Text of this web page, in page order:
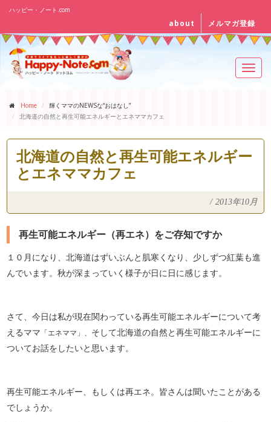
ハッピー・ノート.com
about メルマガ登録
Home
輝くママのNEWSな“おはなし”
北海道の自然と再生可能エネルギーとエネママカフェ
北海道の自然と再生可能エネルギー
とエネママカフェ
/ 2013年10月
再生可能エネルギー（再エネ）をご存知ですか
１０月になり、北海道はずいぶんと肌寒くなり、少しずつ紅葉も進
んでいます。秋が深まっていく様子が日に日に感じます。
さて、今日は私が現在関わっている再生可能エネルギーについて考
えるママ 「エネママ」、 そして北海道の自然と再生可能エネルギーに
ついてお話をしたいと思います。
再生可能エネルギー、もしくは再エネ。皆さんは聞いたことがある
でしょうか。